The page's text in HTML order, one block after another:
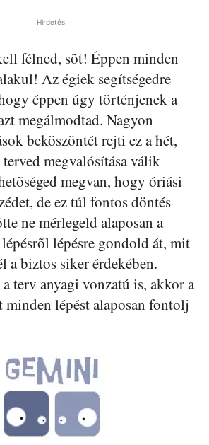
Hirdetés
félned, sõt! Éppen minden
Az égiek segítségedre
éppen úgy történjenek a
megálmodtad. Nagyon
beköszöntét rejti ez a hét,
megvalósítása válik
megvan, hogy óriási
de ez túl fontos döntés
ne mérlegeld alaposan a
lépésre gondold át, mit
a biztos siker érdekében.
terv anyagi vonzatú is, akkor a
minden lépést alaposan fontolj